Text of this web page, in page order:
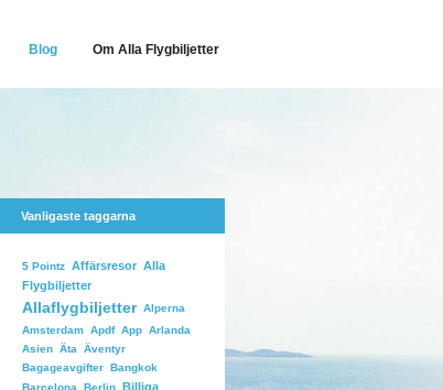
Blog Om Alla Flygbiljetter
Vanligaste taggarna
5 Pointz Affärsresor Alla
Flygbiljetter
Allaflygbiljetter Alperna
Amsterdam Apdf App Arlanda
Asien Äta
Äventyr
Bagageavgifter Bangkok
Barcelona
Berlin Billiga